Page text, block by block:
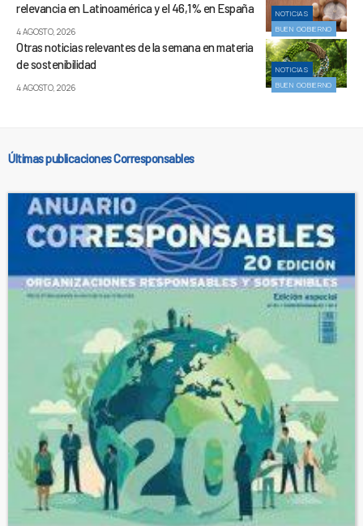
NOTICIAS
BUEN GOBIERNO
relevancia en Latinoamérica y el 46,1% en España
4 AGOSTO, 2026
NOTICIAS
BUEN GOBIERNO
Otras noticias relevantes de la semana en materia
de sostenibilidad
4 AGOSTO, 2026
Últimas publicaciones Corresponsables